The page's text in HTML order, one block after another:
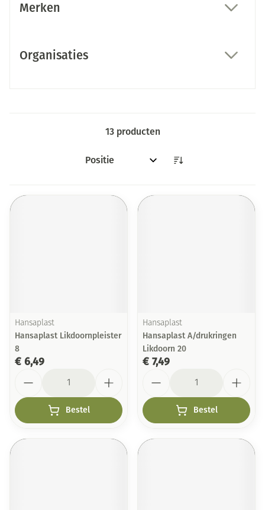
Merken
Organisaties
13producten
Sorteer op:
Hansaplast
Hansaplast Likdoornpleister
8
€ 6,49
Bestel
Hansaplast
Hansaplast A/drukringen
Likdoorn 20
€ 7,49
Bestel